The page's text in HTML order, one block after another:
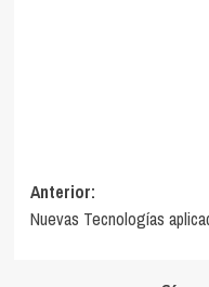
Navegación
de
Anterior:
Nuevas Tecnologías